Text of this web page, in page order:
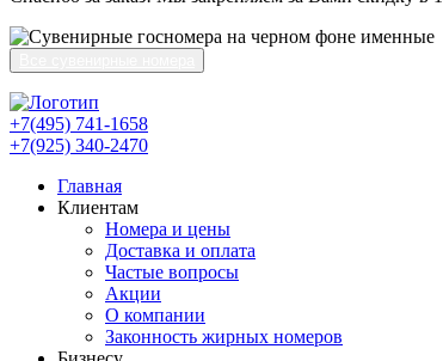
+7(495) 741-1658
+7(925) 340-2470
Главная
Клиентам
Номера и цены
Доставка и оплата
Частые вопросы
Акции
О компании
Законность жирных номеров